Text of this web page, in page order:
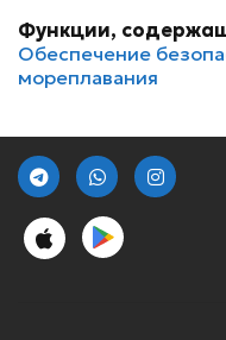
Функции,
Обеспечение
мореплавания